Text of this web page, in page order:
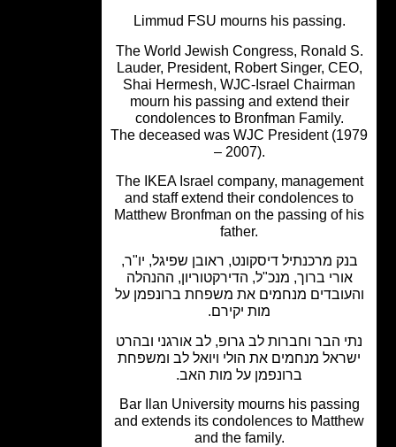
Limmud FSU mourns his passing.
The World Jewish Congress, Ronald
Lauder, President, Robert Singer,
Shai Hermesh, WJC-Israel
mourn his passing and extend their
condolences to Bronfman Family.
The deceased was WJC President
– 2007).
The IKEA Israel company,
and staff extend their condolences
Matthew Bronfman on the passing of
מרכנתיל דיסקונט, ראובן שפיגל, יו"ר,
ברוך, מנכ"ל, הדירקטוריון, ההנהלה
מנחמים את משפחת ברונפמן על
מות יקירם.
הבר וחברות לב גרופ, לב אורגני ובהרט
מנחמים את הולי ויואל לב ומשפחת
ברונפמן על מות האב.
Bar Ilan University mourns his
and extends its condolences to
and the family.